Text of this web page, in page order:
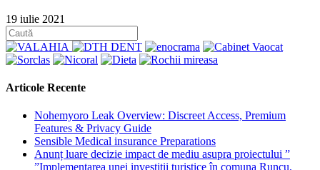
19 iulie 2021
Articole Recente
Nohemyoro Leak Overview: Discreet Access, Premium
Features & Privacy Guide
Sensible Medical insurance Preparations
Anunț luare decizie impact de mediu asupra proiectului ”
”Implementarea unei investiții turistice în comuna Runcu,